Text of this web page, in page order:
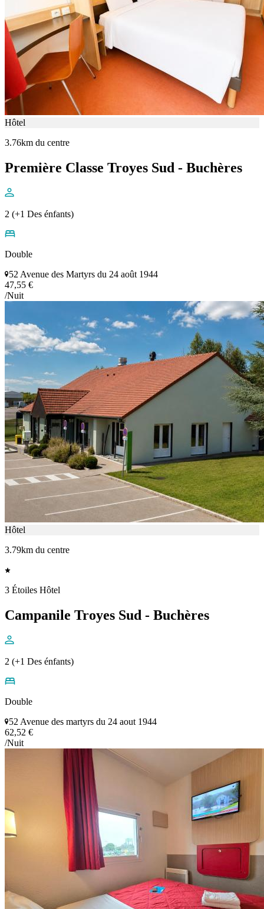
Hôtel
3.76km du centre
Première Classe Troyes Sud - Buchères
2 (+1 Des énfants)
Double
52 Avenue des Martyrs du 24 août 1944
47,55 €
/Nuit
Hôtel
3.79km du centre
3 Étoiles Hôtel
Campanile Troyes Sud - Buchères
2 (+1 Des énfants)
Double
52 Avenue des martyrs du 24 aout 1944
62,52 €
/Nuit